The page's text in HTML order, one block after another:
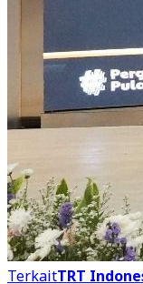
TerkaitTRT